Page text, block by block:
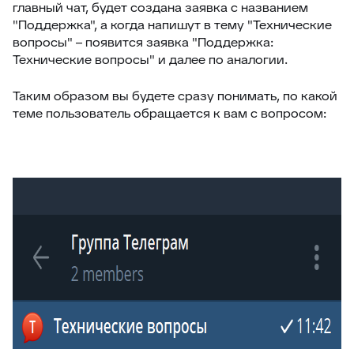
главный чат, будет создана заявка с названием
"Поддержка", а когда напишут в тему "Технические
вопросы" – появится заявка "Поддержка:
Технические вопросы" и далее по аналогии.
Таким образом вы будете сразу понимать, по какой
теме пользователь обращается к вам с вопросом: